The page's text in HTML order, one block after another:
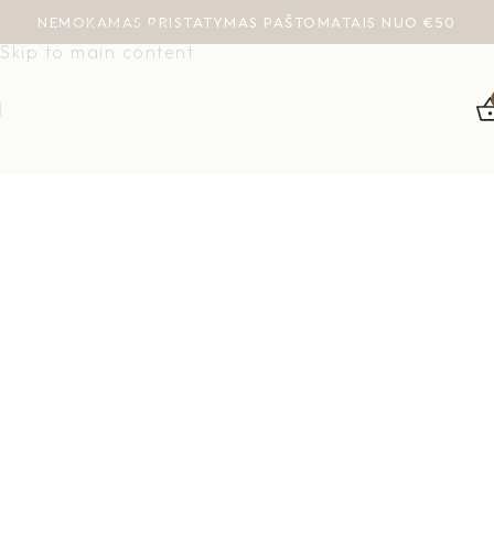
Skip to navigation
Skip to main content
NEMOKAMAS PRISTATYMAS PAŠTOMATAIS NUO €50